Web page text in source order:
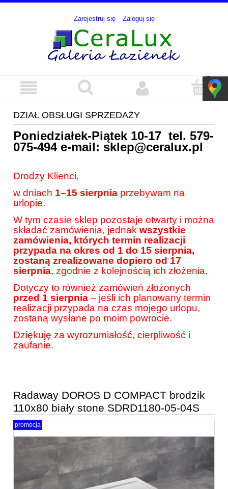
Zarejestruj się Zaloguj się
DZIAŁ OBSŁUGI SPRZEDAŻY
Poniedziałek-Piątek 10-17 tel. 579-
075-494e-mail: sklep@ceralux.pl
Drodzy Klienci,
w dniach 1–15 sierpnia przebywam na
urlopie.
W tym czasie sklep pozostaje otwarty i można
składać zamówienia, jednak wszystkie
zamówienia, których termin realizacji
przypada na okres od 1 do 15 sierpnia,
zostaną zrealizowane dopiero od 17
sierpnia, zgodnie z kolejnością ich złożenia.
Dotyczy to również zamówień złożonych
przed 1 sierpnia – jeśli ich planowany termin
realizacji przypada na czas mojego urlopu,
zostaną wysłane po moim powrocie.
Dziękuję za wyrozumiałość, cierpliwość i
zaufanie.
Radaway DOROS D COMPACT brodzik
110x80 biały stone SDRD1180-05-04S
promocja